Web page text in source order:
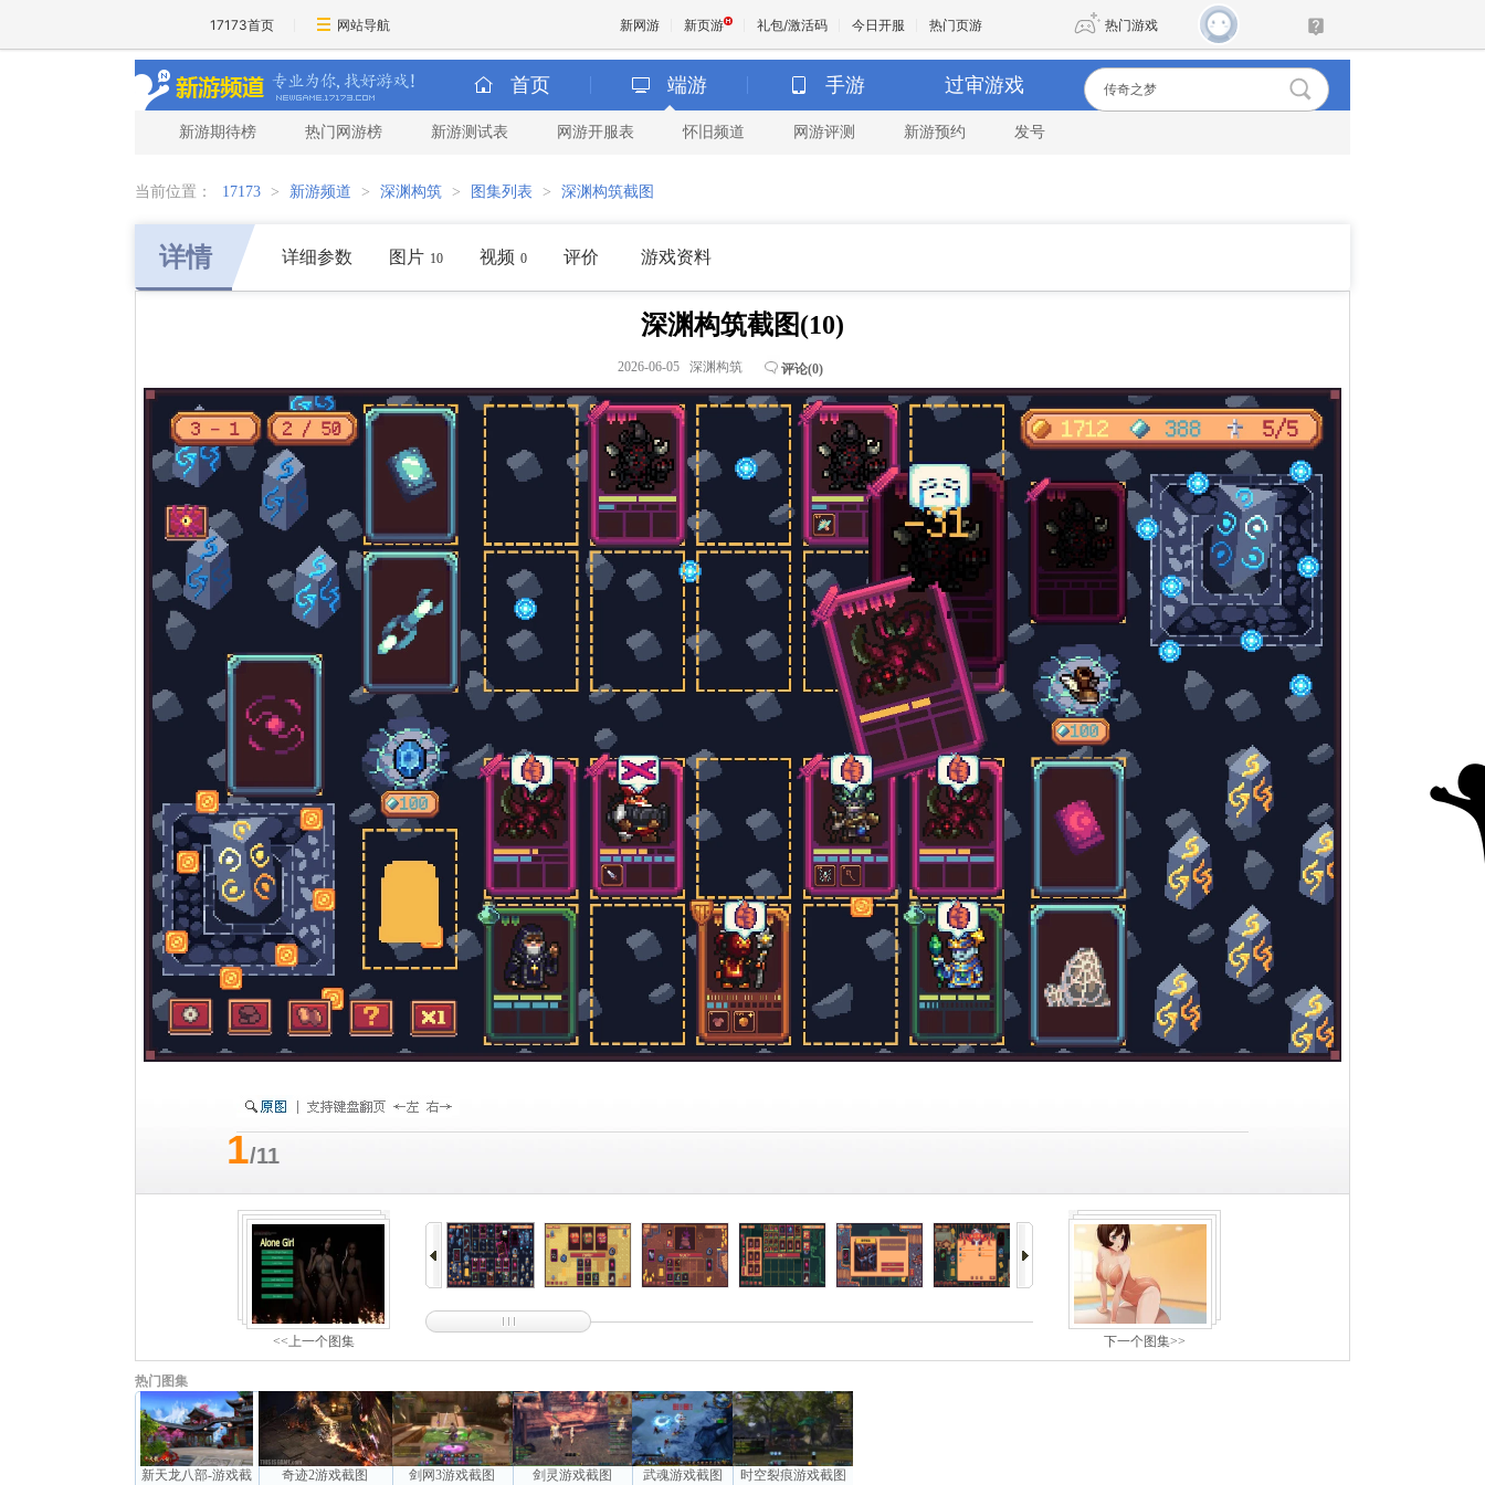
17173首页 网站导航 新网游 新页游 礼包/激活码 今日开服 热门页游 热门游戏
魔兽 DNF
首页 端游 手游 过审游戏
新游期待榜 热门网游榜 新游测试表 网游开服表 怀旧频道 网游评测 新游预约 发号
当前位置： 17173 > 新游频道 > 深渊构筑 > 图集列表 > 深渊构筑截图
详情 详细参数 图片 10 视频 0 评价 游戏资料
深渊构筑截图(10)
评论(0)
2026-06-05 深渊构筑
1/11
<<上一个图集 下一个图集>>
热门图集
新天龙八部-游戏截 奇迹2游戏截图 剑网3游戏截图 剑灵游戏截图 武魂游戏截图 时空裂痕游戏截图